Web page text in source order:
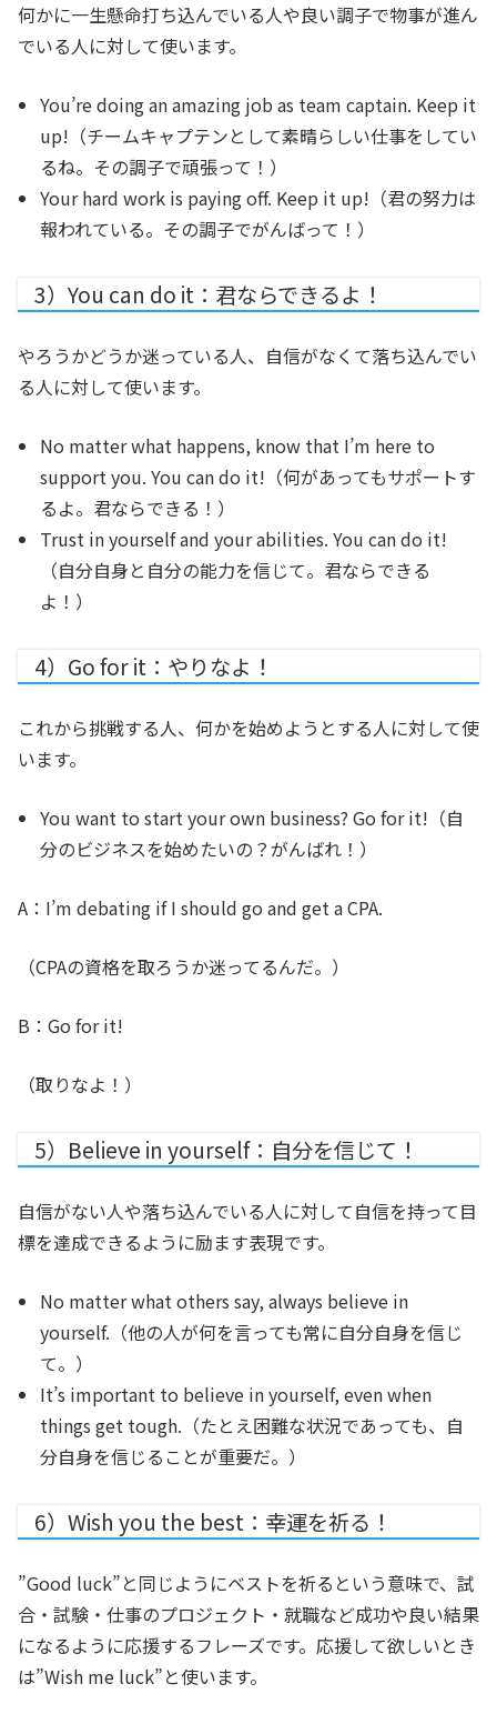
何かに一生懸命打ち込んでいる人や良い調子で物事が進ん
でいる人に対して使います。
You’re doing an amazing job as team captain. Keep it
up! （チームキャプテンとして素晴らしい仕事をしてい
るね。その調子で頑張って！）
Your hard work is paying off. Keep it up! （君の努力は
報われている。その調子でがんばって！）
3）You can do it：君ならできるよ！
やろうかどうか迷っている人、自信がなくて落ち込んでい
る人に対して使います。
No matter what happens, know that I’m here to
support you. You can do it! （何があってもサポートす
るよ。君ならできる！）
Trust in yourself and your abilities. You can do it!
（自分自身と自分の能力を信じて。君ならできる
よ！）
4）Go for it：やりなよ！
これから挑戦する人、何かを始めようとする人に対して使
います。
You want to start your own business? Go for it! （自
分のビジネスを始めたいの？がんばれ！）
A：I’m debating if I should go and get a CPA.
（CPAの資格を取ろうか迷ってるんだ。）
B：Go for it!
（取りなよ！）
5）Believe in yourself：自分を信じて！
自信がない人や落ち込んでいる人に対して自信を持って目
標を達成できるように励ます表現です。
No matter what others say, always believe in
yourself. （他の人が何を言っても常に自分自身を信じ
て。）
It’s important to believe in yourself, even when
things get tough. （たとえ困難な状況であっても、自
分自身を信じることが重要だ。）
6）Wish you the best：幸運を祈る！
”Good luck”と同じようにベストを祈るという意味で、試
合・試験・仕事のプロジェクト・就職など成功や良い結果
になるように応援するフレーズです。応援して欲しいとき
は”Wish me luck”と使います。